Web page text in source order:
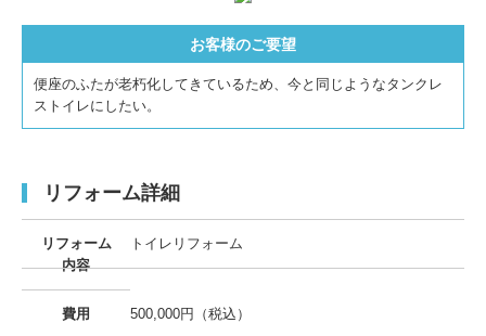
お客様のご要望
便座のふたが老朽化してきているため、今と同じようなタンクレ
ストイレにしたい。
リフォーム詳細
リフォーム
内容
トイレリフォーム
費用 500,000円（税込）